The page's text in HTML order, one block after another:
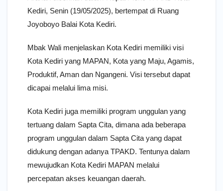
Kediri, Senin (19/05/2025), bertempat di Ruang
Joyoboyo Balai Kota Kediri.
Mbak Wali menjelaskan Kota Kediri memiliki visi
Kota Kediri yang MAPAN, Kota yang Maju, Agamis,
Produktif, Aman dan Ngangeni. Visi tersebut dapat
dicapai melalui lima misi.
Kota Kediri juga memiliki program unggulan yang
tertuang dalam Sapta Cita, dimana ada beberapa
program unggulan dalam Sapta Cita yang dapat
didukung dengan adanya TPAKD. Tentunya dalam
mewujudkan Kota Kediri MAPAN melalui
percepatan akses keuangan daerah.